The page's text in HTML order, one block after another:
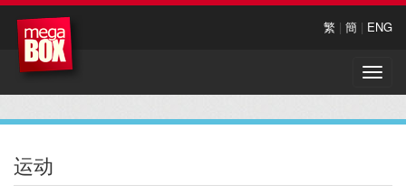
繁 | 簡 | ENG
Toggle
运动